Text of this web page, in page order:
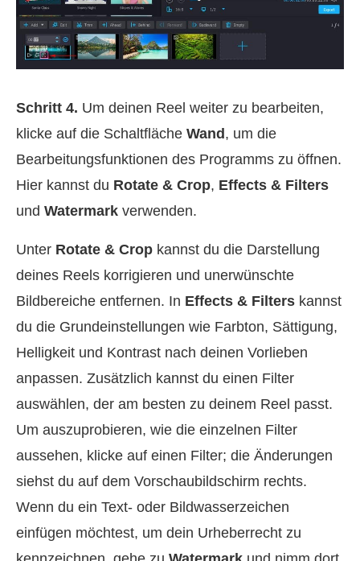
Schritt 4. Um deinen Reel weiter zu bearbeiten,
klicke auf die Schaltfläche Wand, um die
Bearbeitungsfunktionen des Programms zu öffnen.
Hier kannst du Rotate & Crop, Effects & Filters
und Watermark verwenden.
Unter Rotate & Crop kannst du die Darstellung
deines Reels korrigieren und unerwünschte
Bildbereiche entfernen. In Effects & Filters kannst
du die Grundeinstellungen wie Farbton, Sättigung,
Helligkeit und Kontrast nach deinen Vorlieben
anpassen. Zusätzlich kannst du einen Filter
auswählen, der am besten zu deinem Reel passt.
Um auszuprobieren, wie die einzelnen Filter
aussehen, klicke auf einen Filter; die Änderungen
siehst du auf dem Vorschaubildschirm rechts.
Wenn du ein Text‑ oder Bildwasserzeichen
einfügen möchtest, um dein Urheberrecht zu